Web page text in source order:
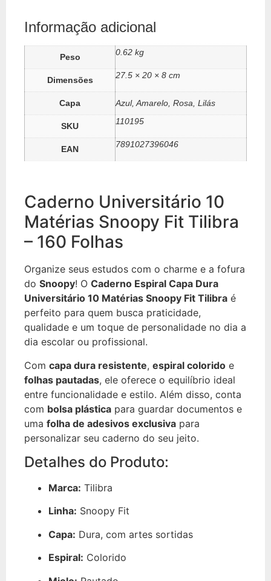
Informação adicional
Peso 0.62 kg
Dimensões 27.5 × 20 × 8 cm
Capa Azul, Amarelo, Rosa, Lilás
SKU 110195
EAN 7891027396046
Caderno Universitário 10
Matérias Snoopy Fit Tilibra
– 160 Folhas
Organize seus estudos com o charme e a fofura
do Snoopy! O Caderno Espiral Capa Dura
Universitário 10 Matérias Snoopy Fit Tilibra é
perfeito para quem busca praticidade,
qualidade e um toque de personalidade no dia a
dia escolar ou profissional.
Com capa dura resistente, espiral colorido e
folhas pautadas, ele oferece o equilíbrio ideal
entre funcionalidade e estilo. Além disso, conta
com bolsa plástica para guardar documentos e
uma folha de adesivos exclusiva para
personalizar seu caderno do seu jeito.
Detalhes do Produto:
Marca: Tilibra
Linha: Snoopy Fit
Capa: Dura, com artes sortidas
Espiral: Colorido